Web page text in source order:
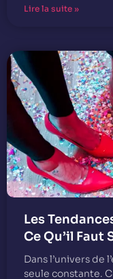
Lire la suite »
Les
Ce Qu’il Faut
Dans l’univers de
seule constante.